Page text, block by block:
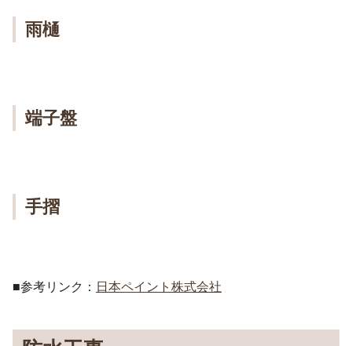
雨樋
端子盤
手摺
■参考リンク： 日本ペイント株式会社